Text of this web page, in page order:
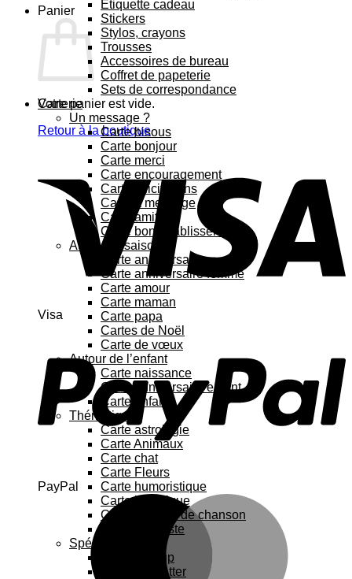
Panier
Votre panier est vide.
Retour à la boutique
Visa
PayPal
Etiquette cadeau
Stickers
Stylos, crayons
Trousses
Accessoires de bureau
Coffret de papeterie
Sets de correspondance
Carterie
Un message ?
Carte bisous
Carte bonjour
Carte merci
Carte encouragement
Carte félicitations
Carte à message
Carte amitié
Carte bon rétablissement
Au fil des saisons
Carte anniversaire
Carte anniversaire femme
Carte amour
Carte maman
Carte papa
Cartes de Noël
Carte de vœux
Autour de l’enfant
Carte naissance
Carte anniversaire enfant
Carte enfant
Thématique
Carte astrologie
Carte Animaux
Carte chat
Carte Fleurs
Carte humoristique
Carte botanique
Carte Paroles de chanson
Carte féministe
Spécial
Carte Pop up
Cartes à gratter